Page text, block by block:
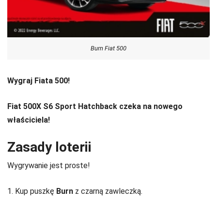
Burn Fiat 500
Wygraj Fiata 500!
Fiat 500X S6 Sport Hatchback czeka na nowego
właściciela!
Zasady loterii
Wygrywanie jest proste!
1. Kup puszkę Burn z czarną zawleczką.